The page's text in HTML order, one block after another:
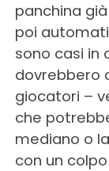
panchina
poi
sono casi in
dovrebbero
giocatori –
che
mediano o
con un